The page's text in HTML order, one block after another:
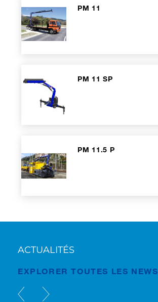
PM 11
PM 11 SP
PM 11.5 P
ACTUALITÉS
EXPLORER TOUTES LES NEWS